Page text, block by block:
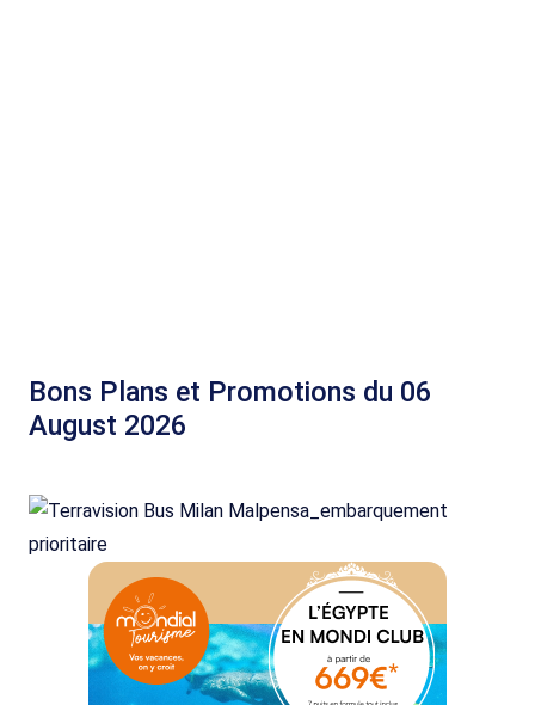
Bons Plans et Promotions du 06
August 2026